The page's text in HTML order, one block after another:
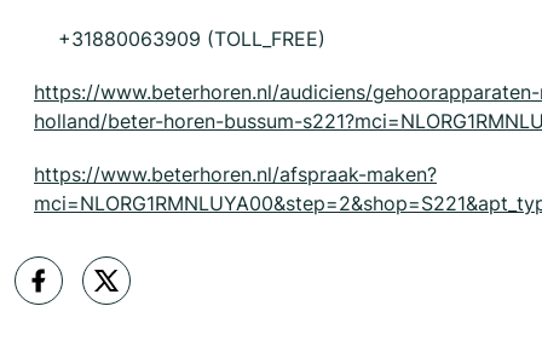
+31880063909 (TOLL_FREE)
https://www.beterhoren.nl/audiciens/
holland/beter-horen-bussum-
https://www.beterhoren.nl/afspraak-maken?